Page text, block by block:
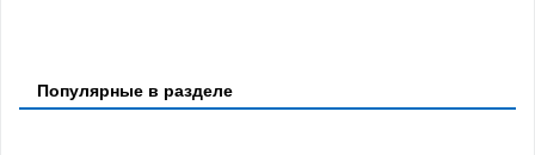
Популярные в разделе